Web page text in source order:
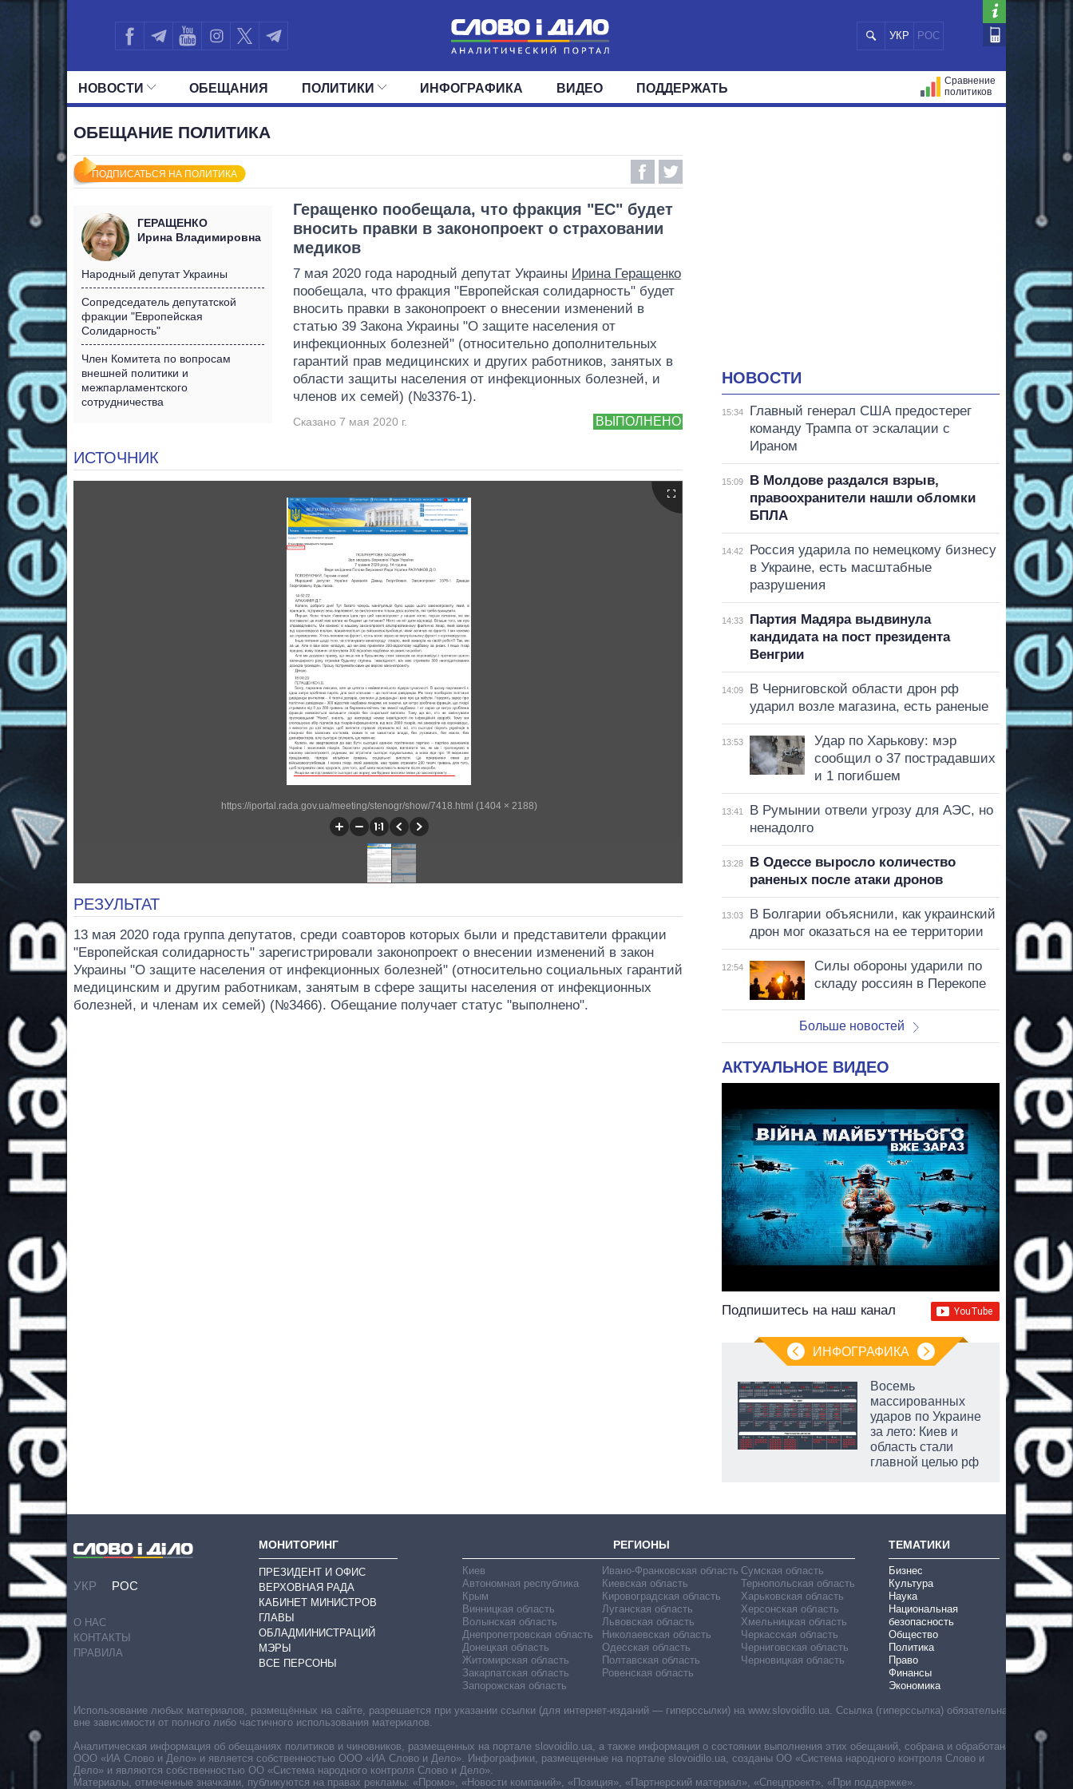
УКР РОС
НОВОСТИ
МИР
ОБЕЩАНИЯ ПОЛИТИКИ
ОКРУГА
ИНФОГРАФИКА ВИДЕО ПОДДЕРЖАТЬ
Сравнение
политиков
ОБЕЩАНИЕ ПОЛИТИКА
ПОДПИСАТЬСЯ НА ПОЛИТИКА
ГЕРАЩЕНКО
Ирина Владимировна
Народный депутат Украины
Сопредседатель депутатской
фракции "Европейская
Солидарность"
Член Комитета по вопросам
внешней политики и
межпарламентского
сотрудничества
Геращенко пообещала, что фракция "ЕС" будет
вносить правки в законопроект о страховании
медиков
7 мая 2020 года народный депутат Украины Ирина Геращенко
пообещала, что фракция "Европейская солидарность" будет
вносить правки в законопроект о внесении изменений в
статью 39 Закона Украины "О защите населения от
инфекционных болезней" (относительно дополнительных
гарантий прав медицинских и других работников, занятых в
области защиты населения от инфекционных болезней, и
членов их семей) (№3376-1).
ВЫПОЛНЕНО
Сказано 7 мая 2020 г.
ИСТОЧНИК
https://iportal.rada.gov.ua/meeting/stenogr/show/7418.html (1404 × 2188)
РЕЗУЛЬТАТ
13 мая 2020 года группа депутатов, среди соавторов которых были и представители фракции
"Европейская солидарность" зарегистрировали законопроект о внесении изменений в закон
Украины "О защите населения от инфекционных болезней" (относительно социальных гарантий
медицинским и другим работникам, занятым в сфере защиты населения от инфекционных
болезней, и членам их семей) (№3466). Обещание получает статус "выполнено".
НОВОСТИ
15:34
Главный генерал США предостерег
команду Трампа от эскалации с
Ираном
15:09
В Молдове раздался взрыв,
правоохранители нашли обломки
БПЛА
14:42
Россия ударила по немецкому бизнесу
в Украине, есть масштабные
разрушения
14:33
Партия Мадяра выдвинула
кандидата на пост президента
Венгрии
14:09
В Черниговской области дрон рф
ударил возле магазина, есть раненые
13:53
Удар по Харькову: мэр
сообщил о 37 пострадавших
и 1 погибшем
13:41
В Румынии отвели угрозу для АЭС, но
ненадолго
13:28
В Одессе выросло количество
раненых после атаки дронов
13:03
В Болгарии объяснили, как украинский
дрон мог оказаться на ее территории
12:54
Силы обороны ударили по
складу россиян в Перекопе
Больше новостей
АКТУАЛЬНОЕ ВИДЕО
Подпишитесь на наш канал
ИНФОГРАФИКА
Восемь
массированных
ударов по Украине
за лето: Киев и
область стали
главной целью рф
УКР РОС
О НАС
КОНТАКТЫ
ПРАВИЛА
МОНИТОРИНГ
ПРЕЗИДЕНТ И ОФИС
ВЕРХОВНАЯ РАДА
КАБИНЕТ МИНИСТРОВ
ГЛАВЫ
ОБЛАДМИНИСТРАЦИЙ
МЭРЫ
ВСЕ ПЕРСОНЫ
РЕГИОНЫ
Киев
Автономная республика
Крым
Винницкая область
Волынская область
Днепропетровская область
Донецкая область
Житомирская область
Закарпатская область
Запорожская область
Ивано-Франковская область
Киевская область
Кировоградская область
Луганская область
Львовская область
Николаевская область
Одесская область
Полтавская область
Ровенская область
Сумская область
Тернопольская область
Харьковская область
Херсонская область
Хмельницкая область
Черкасская область
Черниговская область
Черновицкая область
ТЕМАТИКИ
Бизнес
Культура
Наука
Национальная
безопасность
Общество
Политика
Право
Финансы
Экономика
Использование любых материалов, размещённых на сайте, разрешается при указании ссылки (для интернет-изданий — гиперссылки) на www.slovoidilo.ua. Ссылка (гиперссылка) обязательна
вне зависимости от полного либо частичного использования материалов.
Аналитическая информация об обещаниях политиков и чиновников, размещенных на портале slovoidilo.ua, а также информация о состоянии выполнения этих обещаний, собрана и обработана
ООО «ИА Слово и Дело» и является собственностью ООО «ИА Слово и Дело». Инфографики, размещенные на портале slovoidilo.ua, созданы ОО «Система народного контроля Слово и
Дело» и являются собственностью ОО «Система народного контроля Слово и Дело».
Материалы, отмеченные значками, публикуются на правах рекламы: «Промо», «Новости компаний», «Позиция», «Партнерский материал», «Спецпроект», «При поддержке».